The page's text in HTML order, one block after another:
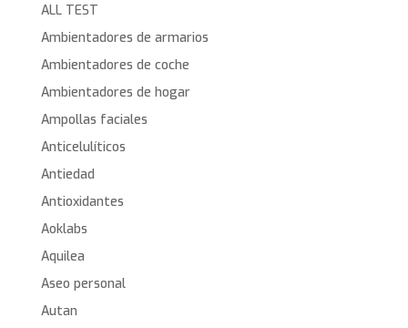
ALL TEST
Ambientadores de armarios
Ambientadores de coche
Ambientadores de hogar
Ampollas faciales
Anticelulíticos
Antiedad
Antioxidantes
Aoklabs
Aquilea
Aseo personal
Autan